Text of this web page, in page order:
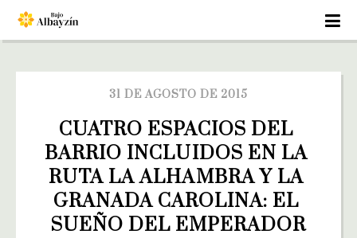
31 DE AGOSTO DE 2015
CUATRO ESPACIOS DEL
BARRIO INCLUIDOS EN LA
RUTA LA ALHAMBRA Y LA
GRANADA CAROLINA: EL
SUEÑO DEL EMPERADOR